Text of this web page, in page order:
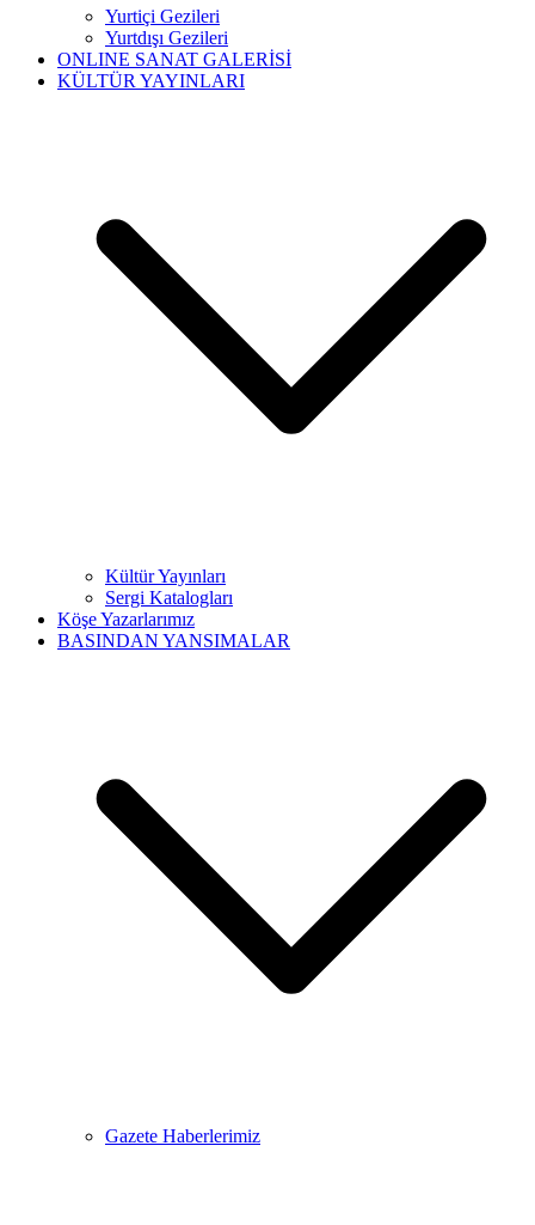
Yurtiçi Gezileri
Yurtdışı Gezileri
ONLINE SANAT GALERİSİ
KÜLTÜR YAYINLARI
Kültür Yayınları
Sergi Katalogları
Köşe Yazarlarımız
BASINDAN YANSIMALAR
Gazete Haberlerimiz